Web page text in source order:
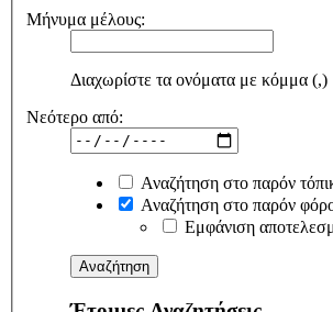
Μήνυμα μέλους:
Διαχωρίστε τα ονόματα με κόμμα (,)
Νεότερο από:
Αναζήτηση στο παρόν
Αναζήτηση στο παρόν
Εμφάνιση